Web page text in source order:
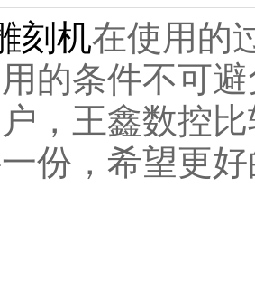
刻机在使用的
的条件不可
，王鑫数控
份，希望更